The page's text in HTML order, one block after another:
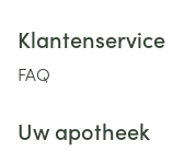
Klantenservice
FAQ
Uw apotheek